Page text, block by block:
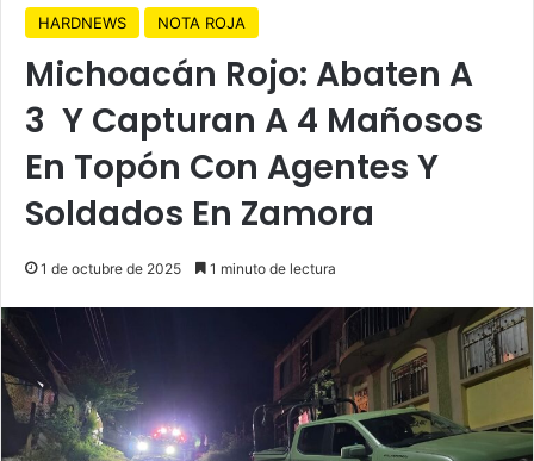
HARDNEWS NOTA ROJA
Michoacán Rojo: Abaten A
3 Y Capturan A 4 Mañosos
En Topón Con Agentes Y
Soldados En Zamora
1 de octubre de 2025 1 minuto de lectura